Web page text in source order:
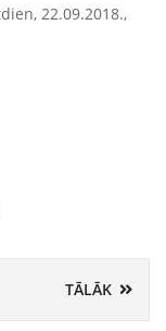
22.09.2018.,
TĀLĀK